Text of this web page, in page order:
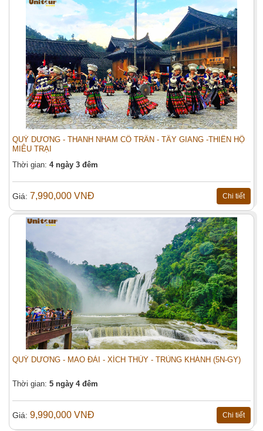
QUÝ DƯƠNG - THANH NHAM CỔ TRẤN - TÂY GIANG -THIÊN HỘ
MIÊU TRẠI
Thời gian: 4 ngày 3 đêm
Giá: 7,990,000 VNĐ Chi tiết
QUÝ DƯƠNG - MAO ĐÀI - XÍCH THỦY - TRÙNG KHÁNH (5N-GY)
Thời gian: 5 ngày 4 đêm
Giá: 9,990,000 VNĐ Chi tiết